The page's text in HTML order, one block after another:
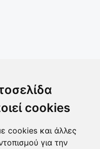
cookies
cookies και άλλες
για την